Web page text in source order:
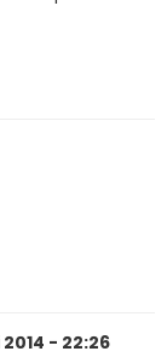
- 22:26